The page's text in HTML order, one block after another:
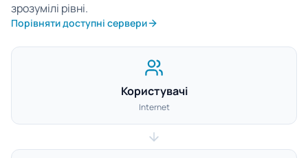
зрозумілі рівні.
Порівняти доступні сервери
Користувачі
Internet